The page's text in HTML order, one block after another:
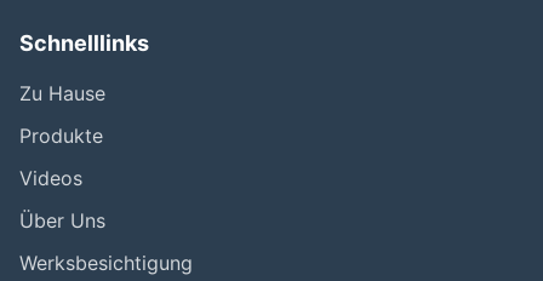
Schnelllinks
Zu Hause
Produkte
Videos
Über Uns
Werksbesichtigung